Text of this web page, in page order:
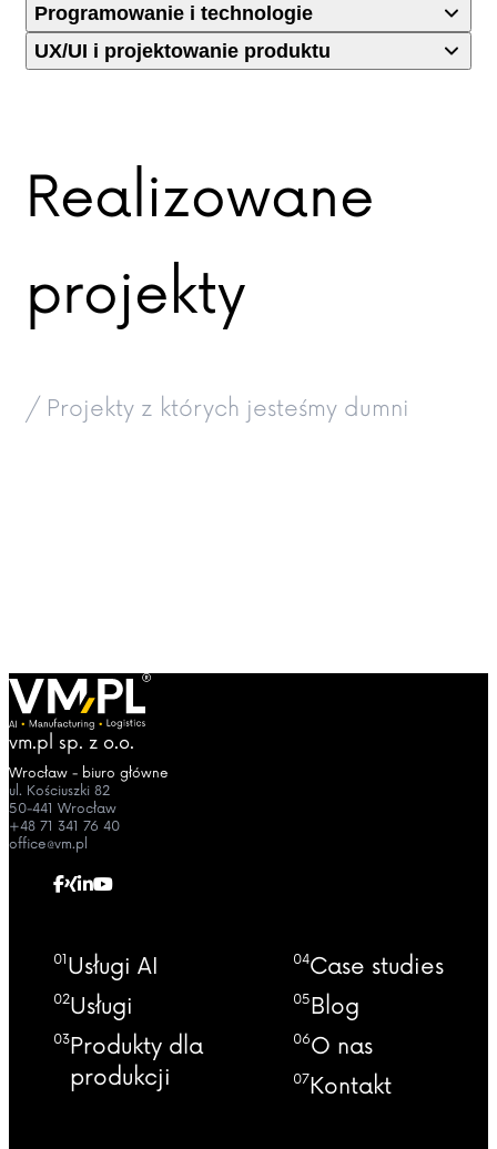
Programowanie i technologie
UX/UI i projektowanie produktu
Realizowane
projekty
/ Projekty z których jesteśmy dumni
vm.pl sp. z o.o.
Wrocław - biuro główne
ul. Kościuszki 82
50-441 Wrocław
+48 71 341 76 40
office@vm.pl
01 Usługi AI
02Usługi
03Produkty dla
produkcji
04Case studies
05Blog
06O nas
07Kontakt